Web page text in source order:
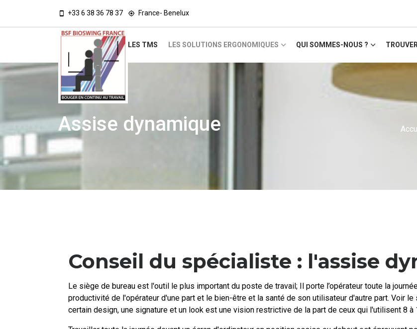
+33 6 38 36 78 37 France- Benelux
LES TMS LES SOLUTIONS ERGONOMIQUES QUI SOMMES-NOUS ?
Assise dynamique
Conseil du spécialiste : l'assise
Le siège de bureau est l'outil le plus important du poste de travail; Il porte l’opérateur toute la
productivité de l'opérateur d'une part et le bien-être et la santé de son utilisateur d'autre part. Voir
certain design, une signature et un look est une vision restrictive de la part de ceux qui l'utilisent 8 à